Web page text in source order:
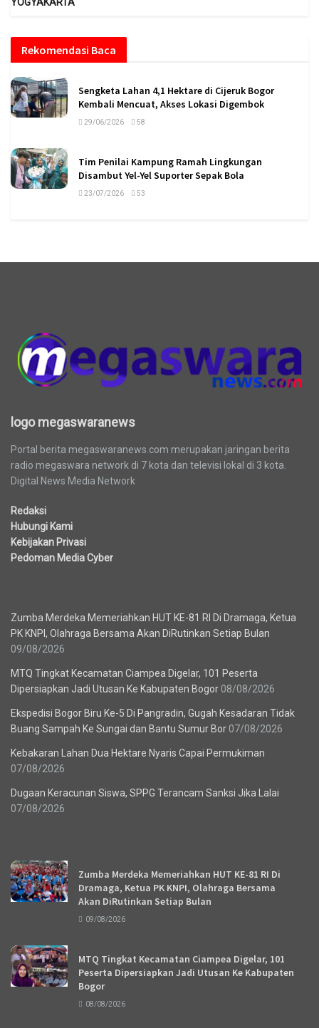
Rekomendasi Baca
Sengketa Lahan 4,1 Hektare di Cijeruk Bogor
Kembali Mencuat, Akses Lokasi Digembok
29/06/2026 58
Tim Penilai Kampung Ramah Lingkungan
Disambut Yel-Yel Suporter Sepak Bola
23/07/2026 53
logo megaswaranews
Portal berita megaswaranews.com merupakan jaringan berita
radio megaswara network di 7 kota dan televisi lokal di 3 kota.
Digital News Media Network
Redaksi
Hubungi Kami
Kebijakan Privasi
Pedoman Media Cyber
Zumba Merdeka Memeriahkan HUT KE-81 RI Di Dramaga, Ketua
PK KNPI, Olahraga Bersama Akan DiRutinkan Setiap Bulan
09/08/2026
MTQ Tingkat Kecamatan Ciampea Digelar, 101 Peserta
Dipersiapkan Jadi Utusan Ke Kabupaten Bogor 08/08/2026
Ekspedisi Bogor Biru Ke-5 Di Pangradin, Gugah Kesadaran Tidak
Buang Sampah Ke Sungai dan Bantu Sumur Bor 07/08/2026
Kebakaran Lahan Dua Hektare Nyaris Capai Permukiman
07/08/2026
Dugaan Keracunan Siswa, SPPG Terancam Sanksi Jika Lalai
07/08/2026
Zumba Merdeka Memeriahkan HUT KE-81 RI Di
Dramaga, Ketua PK KNPI, Olahraga Bersama
Akan DiRutinkan Setiap Bulan
09/08/2026
MTQ Tingkat Kecamatan Ciampea Digelar, 101
Peserta Dipersiapkan Jadi Utusan Ke Kabupaten
Bogor
08/08/2026